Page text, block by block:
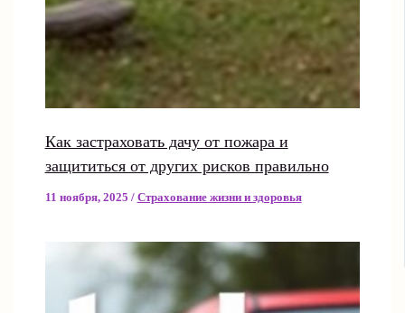
Как застраховать дачу от пожара и
защититься от других рисков правильно
11 ноября, 2025 / Страхование жизни и здоровья